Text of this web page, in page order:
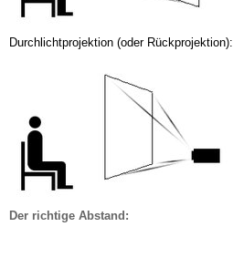
Durchlichtprojektion (oder Rückprojektion):
Der richtige Abstand: